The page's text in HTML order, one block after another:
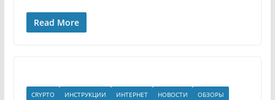
Read More
CRYPTO ИНСТРУКЦИИ ИНТЕРНЕТ НОВОСТИ
ОБЗОРЫ